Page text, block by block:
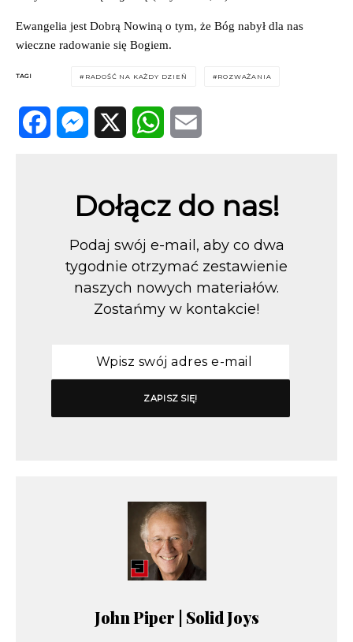
Ewangelia jest Dobrą Nowiną o tym, że Bóg nabył dla nas
wieczne radowanie się Bogiem.
TAGI RADOŚĆ NA KAŻDY DZIEŃ ROZWAŻANIA
Dołącz do nas!
Podaj swój e-mail, aby co dwa
tygodnie otrzymać zestawienie
naszych nowych materiałów.
Zostańmy w kontakcie!
John Piper | Solid Joys